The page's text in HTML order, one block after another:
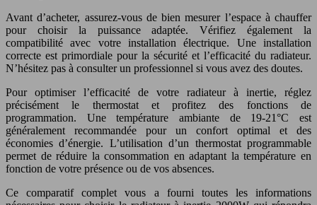
Avant d’acheter, assurez-vous de bien mesurer l’espace à chauffer
pour choisir la puissance adaptée. Vérifiez également la
compatibilité avec votre installation électrique. Une installation
correcte est primordiale pour la sécurité et l’efficacité du radiateur.
N’hésitez pas à consulter un professionnel si vous avez des doutes.
Pour optimiser l’efficacité de votre radiateur à inertie, réglez
précisément le thermostat et profitez des fonctions de
programmation. Une température ambiante de 19-21°C est
généralement recommandée pour un confort optimal et des
économies d’énergie. L’utilisation d’un thermostat programmable
permet de réduire la consommation en adaptant la température en
fonction de votre présence ou de vos absences.
Ce comparatif complet vous a fourni toutes les informations